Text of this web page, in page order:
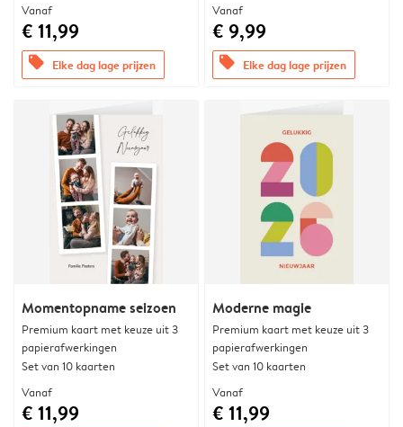
Vanaf
€ 11,99
offers Elke dag lage prijzen
Vanaf
€ 9,99
offers Elke dag lage prijzen
Momentopname seizoen
Premium kaart met keuze uit 3
papierafwerkingen
Set van 10 kaarten
Vanaf
€ 11,99
Moderne magie
Premium kaart met keuze uit 3
papierafwerkingen
Set van 10 kaarten
Vanaf
€ 11,99